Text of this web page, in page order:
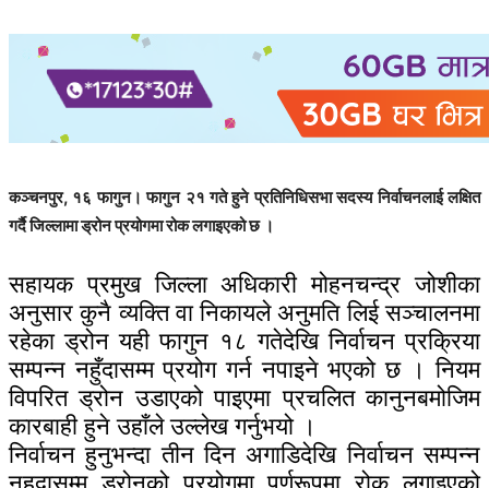
कञ्चनपुर, १६ फागुन। फागुन २१ गते हुने प्रतिनिधिसभा सदस्य निर्वाचनलाई लक्षित
गर्दै जिल्लामा ड्रोन प्रयोगमा रोक लगाइएको छ ।
सहायक प्रमुख जिल्ला अधिकारी मोहनचन्द्र जोशीका
अनुसार कुनै व्यक्ति वा निकायले अनुमति लिई सञ्चालनमा
रहेका ड्रोन यही फागुन १८ गतेदेखि निर्वाचन प्रक्रिया
सम्पन्न नहुँदासम्म प्रयोग गर्न नपाइने भएको छ । नियम
विपरित ड्रोन उडाएको पाइएमा प्रचलित कानुनबमोजिम
कारबाही हुने उहाँले उल्लेख गर्नुभयो ।
निर्वाचन हुनुभन्दा तीन दिन अगाडिदेखि निर्वाचन सम्पन्न